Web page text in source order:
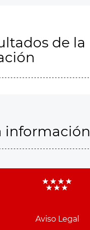
de la
información
Aviso Legal